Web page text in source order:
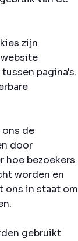
zijn
pagina's.
de
door
hoe bezoekers
worden en
ons in staat om
gebruikt